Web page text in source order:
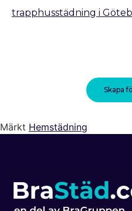
trapphusstädning i
Skapa
Märkt Hemstädning